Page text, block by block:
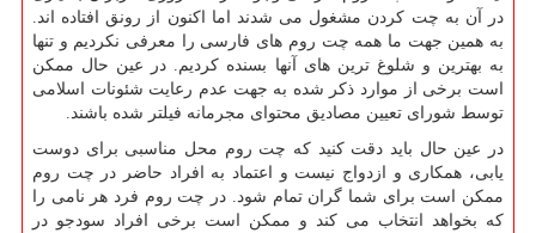
در آن به چت کردن مشغول می شدند اما اکنون از رونق افتاده اند.
به همین جهت ما همه چت روم های فارسی را معرفی نکردیم و تنها
به بهترین و شلوغ ترین های آنها بسنده کردیم. در عین حال ممکن
است برخی از موارد ذکر شده به جهت عدم رعایت شئونات اسلامی
توسط شورای تعیین مصادیق محتوای مجرمانه فیلتر شده باشند
در عین حال باید دقت کنید که چت روم محل مناسبی برای دوست
یابی، همکاری و ازدواج نیست و اعتماد به افراد حاضر در چت روم
ممکن است برای شما گران تمام شود. در چت روم فرد هر نامی را
که بخواهد انتخاب می کند و ممکن است برخی افراد سودجو در